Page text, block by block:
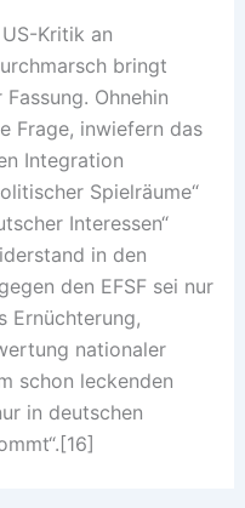
Kritik an
bringt
Ohnehin
Frage, inwiefern das
Integration
Spielräume“
Interessen“
in den
den EFSF sei nur
Ernüchterung,
nationaler
schon leckenden
in deutschen